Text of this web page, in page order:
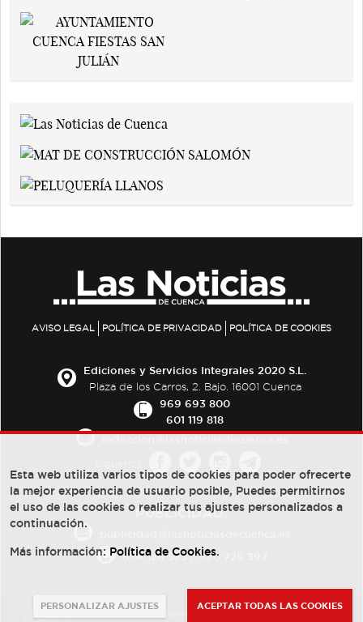
AVISO LEGAL POLÍTICA DE PRIVACIDAD POLÍTICA DE COOKIES
Ediciones y Servicios Integrales 2020 S.L.
Plaza de los Carros, 2. Bajo. 16001 Cuenca
969 693 800
601 119 818
PUBLICIDAD:
684 126 573/670 726 392
Esta web utiliza varios tipos de cookies para poder ofrecerte
la mejor experiencia de usuario posible, Puedes permitirnos
el uso de las cookies o realizar tus ajustes personalizados a
continuación.
Más información: Política de Cookies.
PERSONALIZAR AJUSTES ACEPTAR TODAS LAS COOKIES